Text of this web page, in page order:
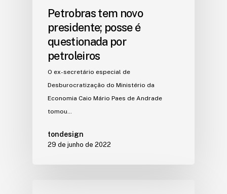
Petrobras tem novo
presidente; posse é
questionada por
petroleiros
O ex-secretário especial de
Desburocratização do Ministério da
Economia Caio Mário Paes de Andrade
tomou…
tondesign
29 de junho de 2022